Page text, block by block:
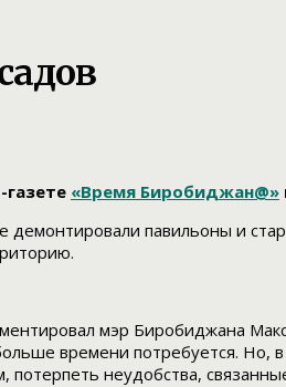
«Время Биробиджан@»
демонтировали павильоны и
мэр Биробиджана
времени потребуется. Но,
неудобства,